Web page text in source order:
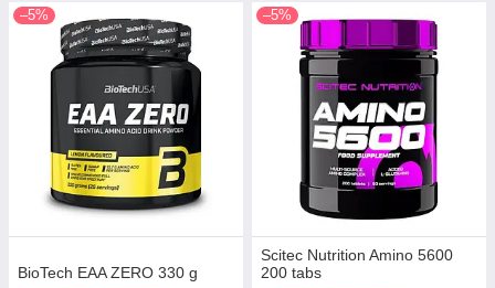
–5%
BioTech EAA ZERO 330 g
–5%
Scitec Nutrition Amino 5600
200 tabs